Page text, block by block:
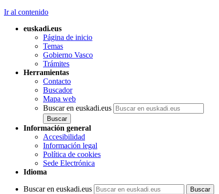
Ir al contenido
euskadi.eus
Página de inicio
Temas
Gobierno Vasco
Trámites
Herramientas
Contacto
Buscador
Mapa web
Buscar en euskadi.eus
Información general
Accesibilidad
Información legal
Política de cookies
Sede Electrónica
Idioma
Buscar en euskadi.eus